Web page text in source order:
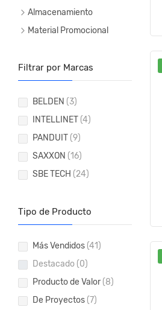
Almacenamiento
Material Promocional
Filtrar por Marcas
BELDEN (3)
INTELLINET (4)
PANDUIT (9)
SAXXON (16)
SBE TECH (24)
Tipo de Producto
Más Vendidos (41)
Destacado (0)
Producto de Valor (8)
De Proyectos (7)